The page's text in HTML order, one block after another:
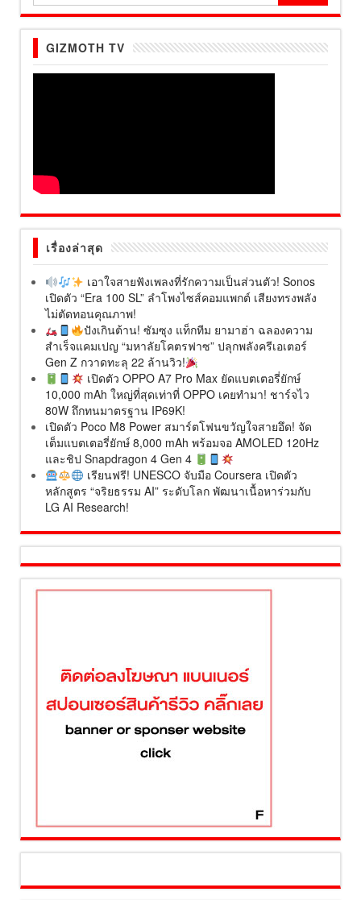
GIZMOTH TV
เรื่องล่าสุด
เอาใจสายฟังเพลงที่รักความเป็นส่วนตัว! Sonos
เปิดตัว “Era 100 SL” ลำโพงไซส์คอมแพกต์ เสียงทรงพลัง
ไม่ตัดทอนคุณภาพ!
ปังเกินต้าน! ซัมซุง แท็กทีม ยามาฮ่า ฉลองความ
สำเร็จแคมเปญ “มหาลัยโคตรฟาซ” ปลุกพลังครีเอเตอร์
Gen Z กวาดทะลุ 22 ล้านวิว!
เปิดตัว OPPO A7 Pro Max ยัดแบตเตอรี่ยักษ์
10,000 mAh ใหญ่ที่สุดเท่าที่ OPPO เคยทำมา! ชาร์จไว
80W ถึกทนมาตรฐาน IP69K!
เปิดตัว Poco M8 Power สมาร์ตโฟนขวัญใจสายอึด! จัด
เต็มแบตเตอรี่ยักษ์ 8,000 mAh พร้อมจอ AMOLED 120Hz
และชิป Snapdragon 4 Gen 4
เรียนฟรี! UNESCO จับมือ Coursera เปิดตัว
หลักสูตร “จริยธรรม AI” ระดับโลก พัฒนาเนื้อหาร่วมกับ
LG AI Research!